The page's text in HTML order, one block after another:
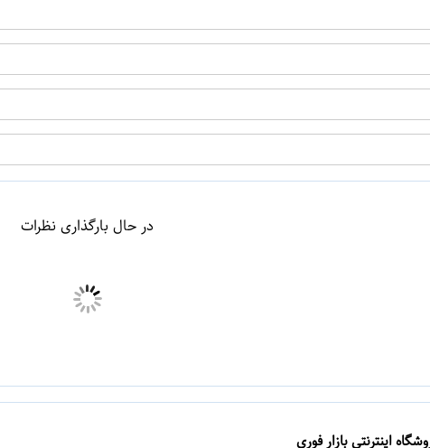
در حال بارگذاری نظرات
اینترنتی بازار فوری